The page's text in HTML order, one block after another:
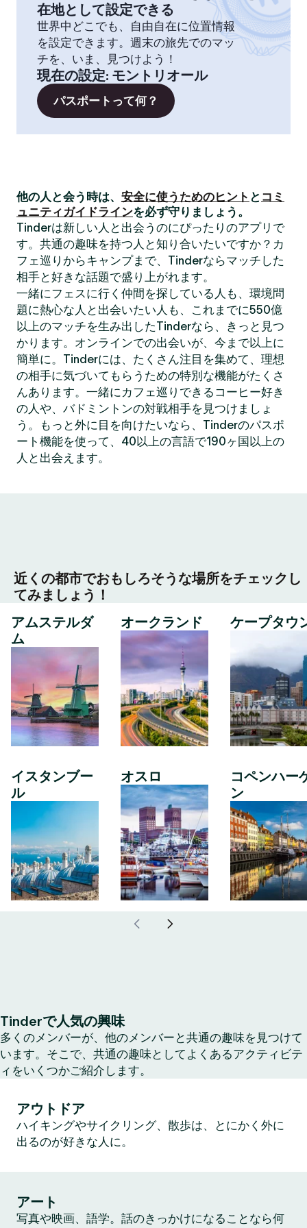
在地として設定できる
世界中どこでも、自由自在に位置情報
を設定できます。週末の旅先でのマッ
チを、いま、見つけよう！
現在の設定: モントリオール
パスポートって何？
他の人と会う時は、 安全に使うためのヒント と コミ
ュニティガイドラインを必ず守りましょう。
Tinderは新しい人と出会うのにぴったりのアプリで
す。共通の趣味を持つ人と知り合いたいですか？カ
フェ巡りからキャンプまで、Tinderならマッチした
相手と好きな話題で盛り上がれます。
一緒にフェスに行く仲間を探している人も、環境問
題に熱心な人と出会いたい人も、これまでに550億
以上のマッチを生み出したTinderなら、きっと見つ
かります。オンラインでの出会いが、今まで以上に
簡単に。Tinderには、たくさん注目を集めて、理想
の相手に気づいてもらうための特別な機能がたくさ
んあります。一緒にカフェ巡りできるコーヒー好き
の人や、バドミントンの対戦相手を見つけましょ
う。もっと外に目を向けたいなら、Tinderのパスポ
ート機能を使って、40以上の言語で190ヶ国以上の
人と出会えます。
近くの都市でおもしろそうな場所をチェックし
てみましょう！
アムステルダ
ム
イスタンブー
ル
オークランド
オスロ
ケープタウ
コペンハー
ン
Tinderで人気の興味
多くのメンバーが、他のメンバーと共通の趣味を見つけて
います。そこで、共通の趣味としてよくあるアクティビテ
ィをいくつかご紹介します。
アウトドア
ハイキングやサイクリング、散歩は、とにかく外に
出るのが好きな人に。
アート
写真や映画、語学。話のきっかけになることなら何